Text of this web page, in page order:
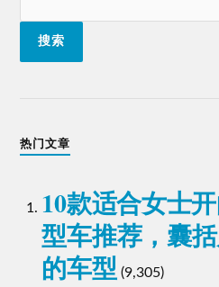
搜索
热门文章
10款适合女士
型车推荐，囊
的车型 (9,305)